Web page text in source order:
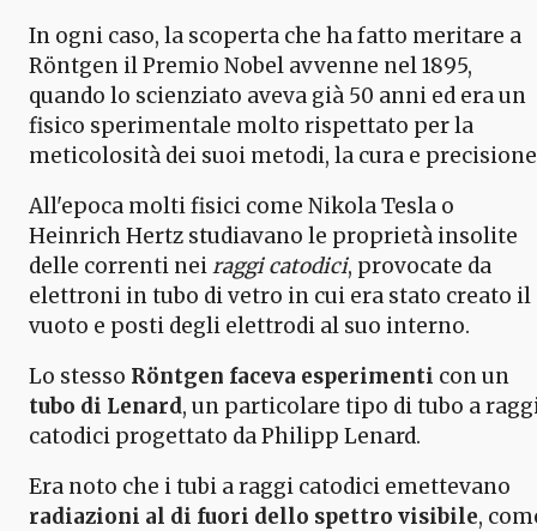
In ogni caso, la scoperta che ha fatto meritare a
Röntgen il Premio Nobel avvenne nel 1895,
quando lo scienziato aveva già 50 anni ed era un
fisico sperimentale molto rispettato per la
meticolosità dei suoi metodi, la cura e
All'epoca molti fisici come Nikola Tesla o
Heinrich Hertz studiavano le proprietà insolite
delle correnti neiraggi catodici, provocate da
elettroni in tubo di vetro in cui era stato creato il
vuoto e posti degli elettrodi al suo interno.
Lo stesso Röntgen faceva esperimenti con un
tubo di Lenard, un particolare tipo di tubo a
catodici progettato da Philipp Lenard.
Era noto che i tubi a raggi catodici emettevano
radiazioni al di fuori dello spettro visibile,